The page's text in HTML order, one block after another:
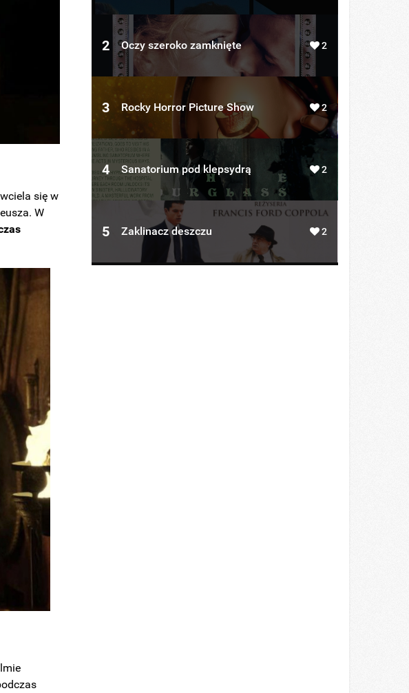
się w
W
2 Oczy szeroko zamknięte 2
3 Rocky Horror Picture Show 2
4 Sanatorium pod klepsydrą 2
5 Zaklinacz deszczu 2